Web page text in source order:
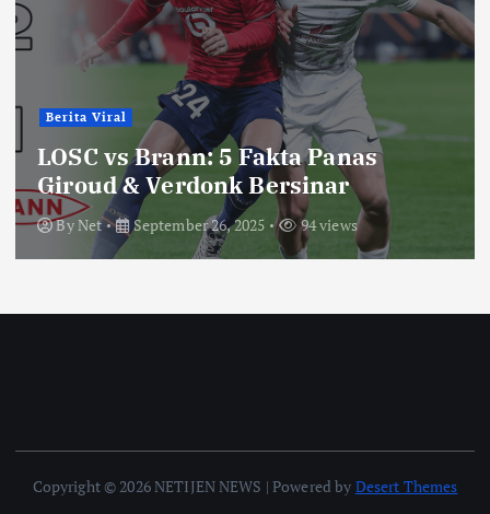
Berita Viral
LOSC vs Brann: 5 Fakta Panas
Giroud & Verdonk Bersinar
ByNet September 26, 2025 94 views
Copyright © 2026 NETIJEN NEWS | Powered by Desert Themes